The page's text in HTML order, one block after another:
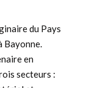
du Pays
Bayonne.
en
secteurs :